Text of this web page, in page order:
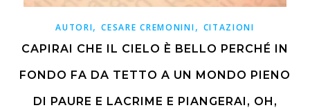
AUTORI,CESARE CREMONINI, CITAZIONI
CAPIRAI CHE IL CIELO È BELLO PERCHÉ IN
FONDO FA DA TETTO A UN MONDO PIENO
DI PAURE E LACRIME E PIANGERAI, OH,